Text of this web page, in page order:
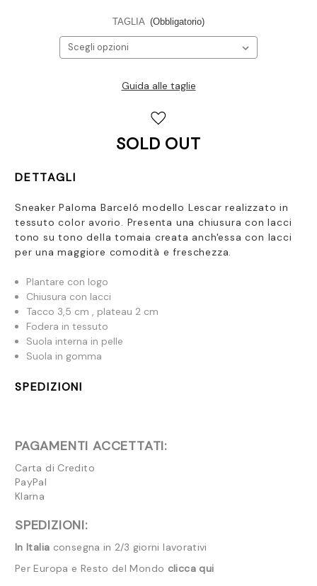
TAGLIA (Obbligatorio)
Guida alle taglie
SOLD OUT
DETTAGLI
Sneaker Paloma Barceló modello Lescar realizzato in
tessuto color avorio. Presenta una chiusura con lacci
tono su tono della tomaia creata anch'essa con lacci
per una maggiore comodità e freschezza.
Plantare con logo
Chiusura con lacci
Tacco 3,5 cm , plateau 2 cm
Fodera in tessuto
Suola interna in pelle
Suola in gomma
SPEDIZIONI
PAGAMENTI ACCETTATI:
Carta di Credito
PayPal
Klarna
SPEDIZIONI:
In Italia consegna in 2/3 giorni lavorativi
Per Europa e Resto del Mondo clicca qui